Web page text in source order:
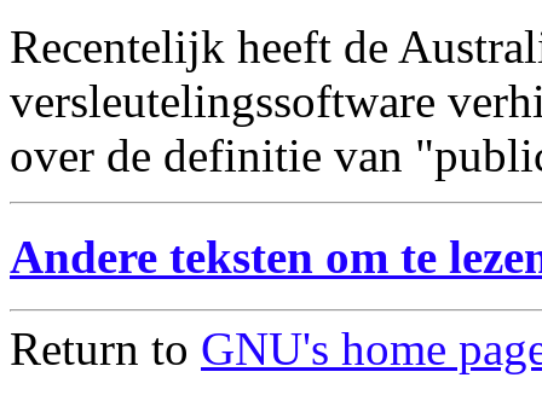
Recentelijk heeft de
versleutelingssoftware
over de definitie van
Andere teksten om te
Return to GNU's home